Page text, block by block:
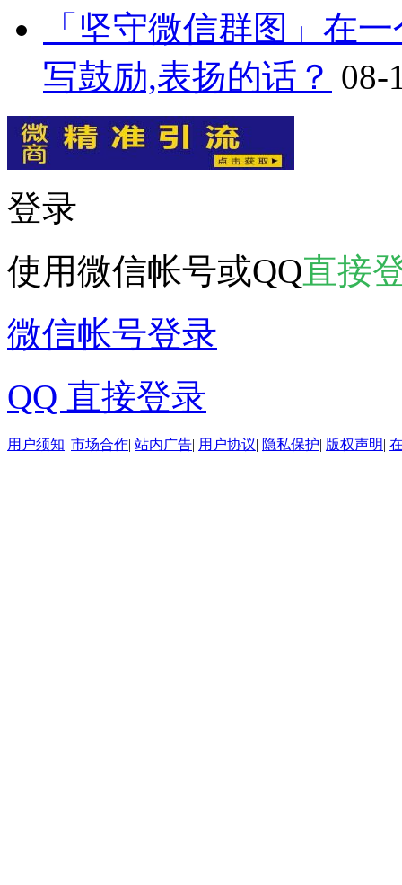
「坚守微信群图」在
写鼓励,表扬的话？ 08-
登录
使用微信帐号或QQ直接
微信帐号登录
QQ 直接登录
用户须知| 市场合作| 站内广告| 用户协议| 隐私保护| 版权声明|